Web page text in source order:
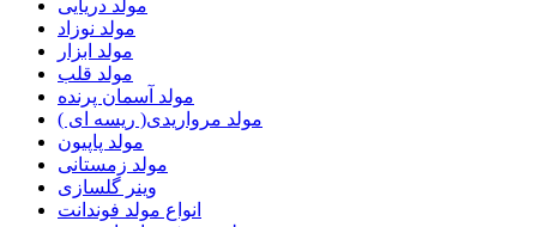
مولد دریایی
مولد نوزاد
مولد ابزار
مولد قلب
مولد آسمان پرنده
مولد مرواریدی( ریسه ای )
مولد پاپیون
مولد زمستانی
وینر گلسازی
انواع مولد فوندانت